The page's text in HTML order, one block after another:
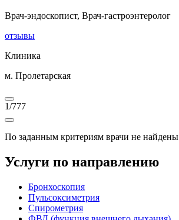
Врач-эндоскопист, Врач-гастроэнтеролог
отзывы
Клиника
м. Пролетарская
1/777
По заданным критериям врачи не найдены
Услуги по направлению
Бронхоскопия
Пульсоксиметрия
Спирометрия